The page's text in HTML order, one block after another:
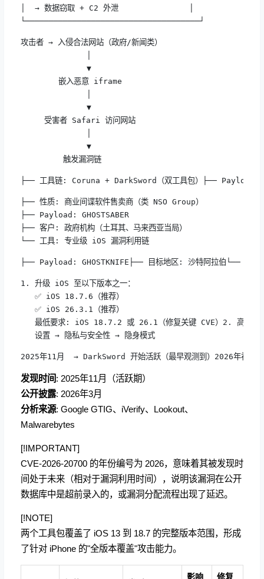
│  → 数据窃取 + C2 外泄               │
└─────────────────────────────────────┘
攻击者 → 入侵合法网站（政府/新闻类）
▼
嵌入恶意 iframe
▼
受害者 Safari 访问网站
▼
触发漏洞链
├── 工具链: Coruna + DarkSword（双工具包）├── Payload:
├── 性质: 商业间谍软件售卖商（类 NSO Group）
├── Payload: GHOSTSABER
├── 客户: 政府机构（土耳其、马来西亚当局）
└── 工具: 专业级 iOS 漏洞利用链
├── Payload: GHOSTKNIFE├── 目标地区: 沙特阿拉伯└── 性质
1. 升级 iOS 至以下版本之一：
✅ iOS 18.7.6（推荐）
✅ iOS 26.3.1（推荐）
最低要求: iOS 18.7.2 或 26.1（修复关键 CVE）2. 高风险
设置 → 隐私与安全性 → 隐身模式
2025年11月  → DarkSword 开始活跃（最早观测到）2026年
发现时间 : 2025年11月（活跃期）
公开披露: 2026年3月
分析来源: Google GTIG、iVerify、Lookout、
Malwarebytes
[!IMPORTANT]
CVE-2026-20700 的年份编号为 2026，意味着其被发现时
间处于未来（相对于漏洞利用时间），说明该漏洞在公开
数据库中是超前录入的，或漏洞分配流程出现了延迟。
[!NOTE]
两个工具包覆盖了 iOS 13 到 18.7 的完整版本范围，形成
了针对 iPhone 的"全版本覆盖"攻击能力。
影响 修复